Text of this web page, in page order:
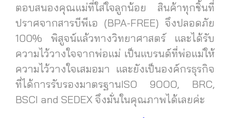
ตอบสนองคุณแม่ที่ใส่ใจลูกน้อย สินค้าทุกชิ้นที่
ปราศจากสารบีพีเอ (BPA-FREE) จึงปลอดภัย
100% พิสูจน์แล้วทางวิทยาศาสตร์ และได้รับ
ความไว้วางใจจากพ่อแม่ เป็นแบรนด์ที่พ่อแม่ให้
ความไว้วางใจเสมอมา และยังเป็นองค์กรธุรกิจ
ที่ได้การรับรองมาตรฐานISO 9OOO, BRC,
BSCI and SEDEX จึงมั่นในคุณภาพได้เลยค่ะ